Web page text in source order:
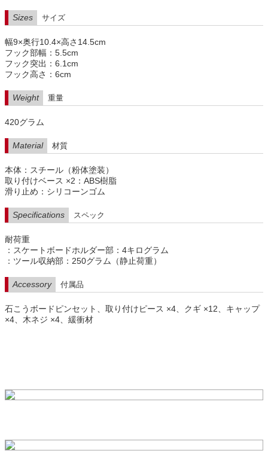
Sizes サイズ
幅9×奥行10.4×高さ14.5cm
フック部幅：5.5cm
フック突出：6.1cm
フック高さ：6cm
Weight 重量
420グラム
Material 材質
本体：スチール（粉体塗装）
取り付けベース ×2：ABS樹脂
滑り止め：シリコーンゴム
Specifications スペック
耐荷重
：スケートボードホルダー部：4キログラム
：ツール収納部：250グラム（静止荷重）
Accessory 付属品
石こうボードピンセット、取り付けピース ×4、クギ ×12、キャップ
×4、木ネジ ×4、緩衝材